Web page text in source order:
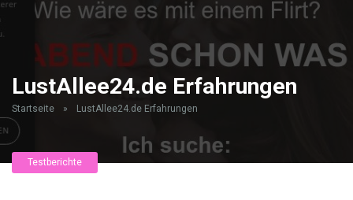
LustAllee24.de Erfahrungen
Startseite » LustAllee24.de Erfahrungen
Testberichte